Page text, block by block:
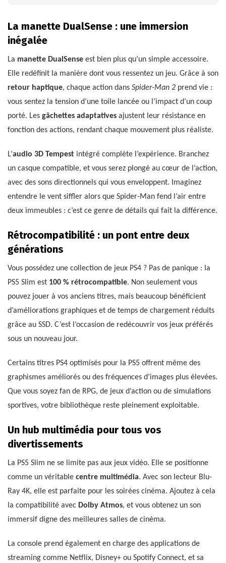
La manette DualSense : une immersion
inégalée
La manette DualSense est bien plus qu’un simple accessoire.
Elle redéfinit la manière dont vous ressentez un jeu. Grâce à son
retour haptique, chaque action dans Spider-Man 2 prend vie :
vous sentez la tension d’une toile lancée ou l’impact d’un coup
porté. Les gâchettes adaptatives ajustent leur résistance en
fonction des actions, rendant chaque mouvement plus réaliste.
L’audio 3D Tempest intégré complète l’expérience. Branchez
un casque compatible, et vous serez plongé au cœur de l’action,
avec des sons directionnels qui vous enveloppent. Imaginez
entendre le vent siffler alors que Spider-Man fend l’air entre
deux immeubles : c’est ce genre de détails qui fait la différence.
Rétrocompatibilité : un pont entre deux
générations
Vous possédez une collection de jeux PS4 ? Pas de panique : la
PS5 Slim est 100 % rétrocompatible. Non seulement vous
pouvez jouer à vos anciens titres, mais beaucoup bénéficient
d’améliorations graphiques et de temps de chargement réduits
grâce au SSD. C’est l’occasion de redécouvrir vos jeux préférés
sous un nouveau jour.
Certains titres PS4 optimisés pour la PS5 offrent même des
graphismes améliorés ou des fréquences d’images plus élevées.
Que vous soyez fan de RPG, de jeux d’action ou de simulations
sportives, votre bibliothèque reste pleinement exploitable.
Un hub multimédia pour tous vos
divertissements
La PS5 Slim ne se limite pas aux jeux vidéo. Elle se positionne
comme un véritable centre multimédia. Avec son lecteur Blu-
Ray 4K, elle est parfaite pour les soirées cinéma. Ajoutez à cela
la compatibilité avec Dolby Atmos, et vous obtenez un son
immersif digne des meilleures salles de cinéma.
La console prend également en charge des applications de
streaming comme Netflix, Disney+ ou Spotify Connect, et sa